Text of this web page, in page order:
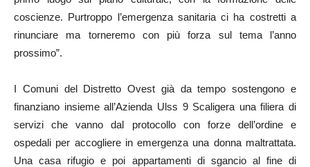
coscienze. Purtroppo l’emergenza sanitaria ci ha costretti a
rinunciare ma torneremo con più forza sul tema l’anno
prossimo”.
I Comuni del Distretto Ovest già da tempo sostengono e
finanziano insieme all’Azienda Ulss 9 Scaligera una filiera di
servizi che vanno dal protocollo con forze dell’ordine e
ospedali per accogliere in emergenza una donna maltrattata.
Una casa rifugio e poi appartamenti di sgancio al fine di